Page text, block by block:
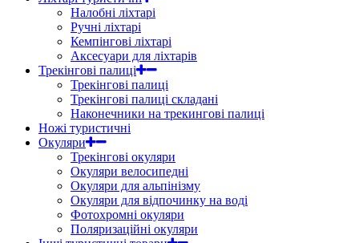
Налобні ліхтарі
Ручні ліхтарі
Кемпінгові ліхтарі
Аксесуари для ліхтарів
Трекінгові палиці
Трекінгові палиці
Трекінгові палиці складані
Наконечники на трекингові палиці
Ножі туристичні
Окуляри
Трекінгові окуляри
Окуляри велосипедні
Окуляри для альпінізму
Окуляри для відпочинку на воді
Фотохромні окуляри
Поляризаційні окуляри